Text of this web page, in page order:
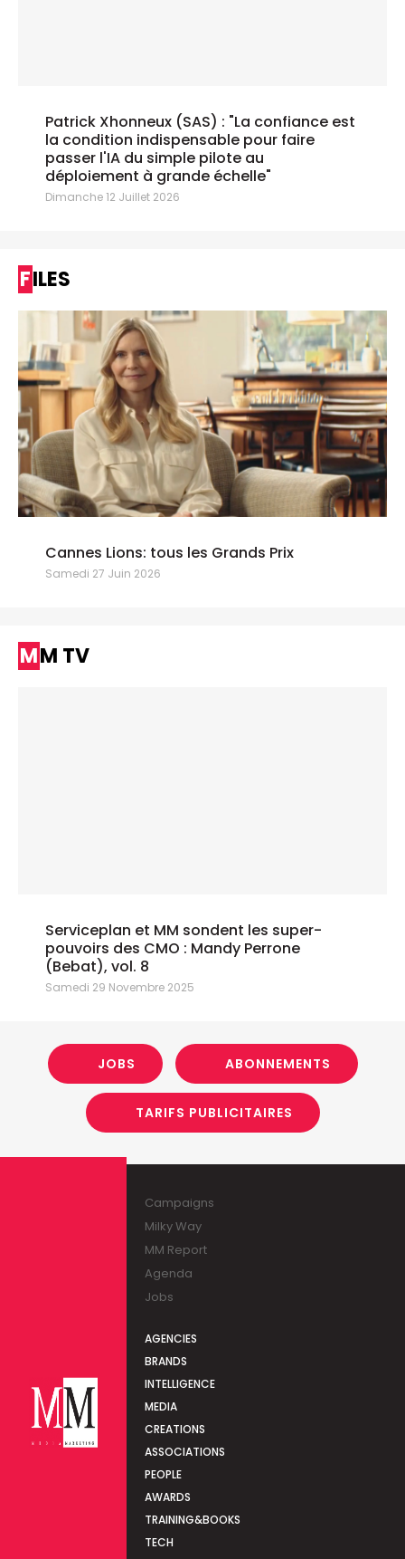
Patrick Xhonneux (SAS) : "La confiance est
la condition indispensable pour faire
passer l'IA du simple pilote au
déploiement à grande échelle"
Dimanche 12 Juillet 2026
FILES
Cannes Lions: tous les Grands Prix
Samedi 27 Juin 2026
MM TV
Serviceplan et MM sondent les super-
pouvoirs des CMO : Mandy Perrone
(Bebat), vol. 8
Samedi 29 Novembre 2025
JOBS ABONNEMENTS
TARIFS PUBLICITAIRES
Campaigns
Milky Way
MM Report
Agenda
Jobs
AGENCIES
BRANDS
INTELLIGENCE
MEDIA
CREATIONS
ASSOCIATIONS
PEOPLE
AWARDS
TRAINING&BOOKS
TECH